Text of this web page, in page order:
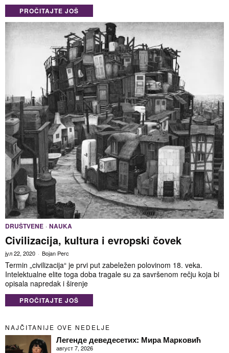
PROČITAJTE JOŠ
DRUŠTVENE · NAUKA
Civilizacija, kultura i evropski čovek
јул 22, 2020 Bojan Perc
Termin „civilizacija“ je prvi put zabeležen polovinom 18. veka.
Intelektualne elite toga doba tragale su za savršenom rečju koja bi
opisala napredak i širenje
PROČITAJTE JOŠ
NAJČITANIJE OVE NEDELJE
Легенде деведесетих: Мира Марковић
август 7, 2026